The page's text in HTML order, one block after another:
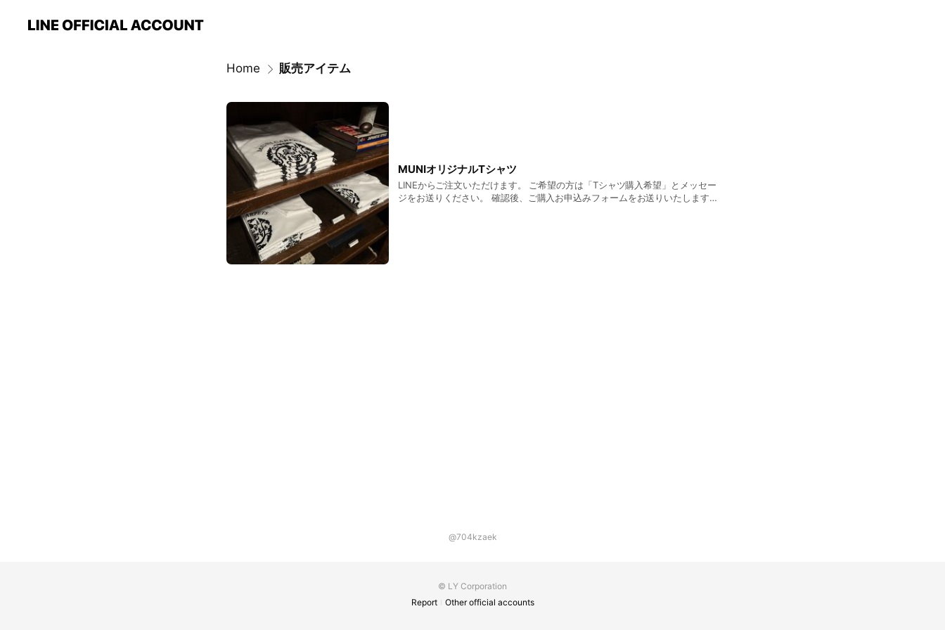
Home 販売アイテム
MUNIオリジナルTシャツ
LINEからご注文いただけます。 ご希望の方は「Tシャツ購入希望」とメッセー
ジをお送りください。 確認後、ご購入お申込みフォームをお送りいたします。
@704kzaek
© LY Corporation
Report
Other official accounts